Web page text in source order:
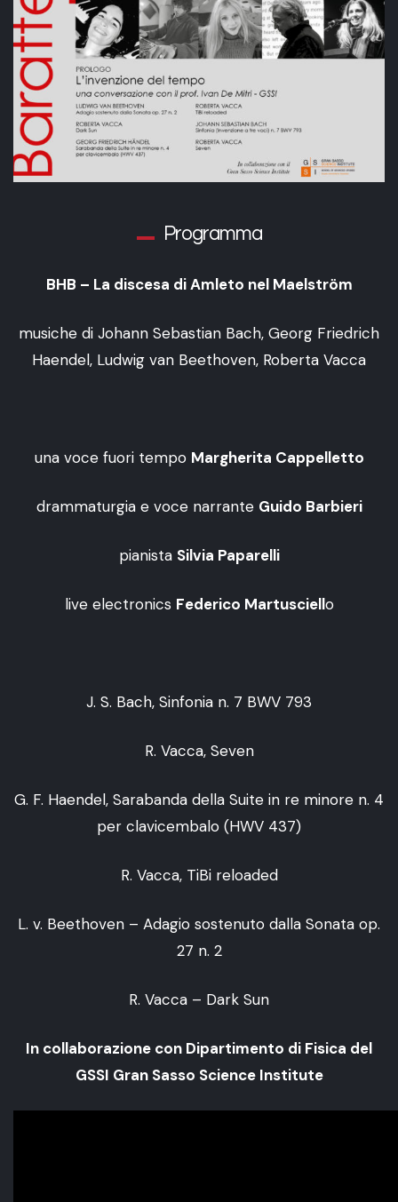
Programma
BHB – La discesa di Amleto nel Maelström
musiche di Johann Sebastian Bach, Georg Friedrich
Haendel, Ludwig van Beethoven, Roberta Vacca
una voce fuori tempo Margherita Cappelletto
drammaturgia e voce narrante Guido Barbieri
pianista Silvia Paparelli
live electronics Federico Martusciello
J. S. Bach, Sinfonia n. 7 BWV 793
R. Vacca, Seven
G. F. Haendel, Sarabanda della Suite in re minore n. 4
per clavicembalo (HWV 437)
R. Vacca, TiBi reloaded
L. v. Beethoven – Adagio sostenuto dalla Sonata op.
27 n. 2
R. Vacca – Dark Sun
In collaborazione con Dipartimento di Fisica del
GSSI Gran Sasso Science Institute